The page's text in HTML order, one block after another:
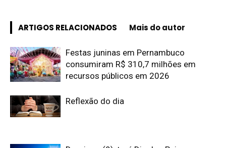
ARTIGOS RELACIONADOS Mais do autor
Festas juninas em Pernambuco
consumiram R$ 310,7 milhões em
recursos públicos em 2026
Reflexão do dia